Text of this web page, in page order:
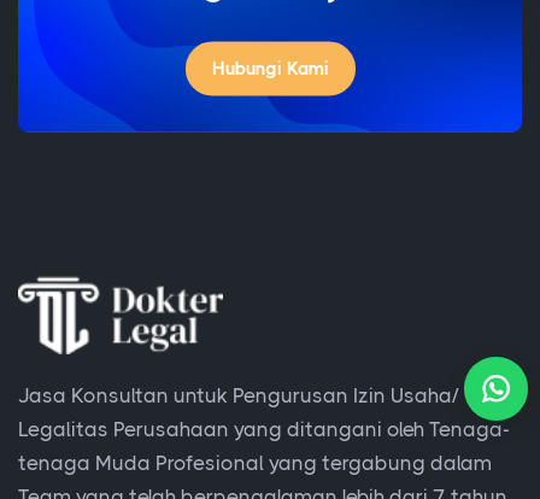
Jasa Konsultan untuk Pengurusan Izin Usaha/
Legalitas Perusahaan yang ditangani oleh Tenaga-
tenaga Muda Profesional yang tergabung dalam
Team yang telah berpengalaman lebih dari 7 tahun